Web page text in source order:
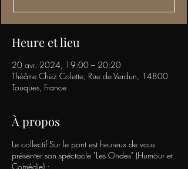
Heure et lieu
20 avr. 2024, 19:00 – 20:20
Théâtre Chez Colette, Rue de Verdun, 14800
Touques, France
À propos
Le collectif Sur le pont est heureux de vous
présenter son spectacle "Les Ondes" (Humour et
Comédie) :